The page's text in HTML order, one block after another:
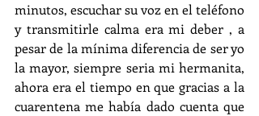
minutos, escuchar su voz en el teléfono
y transmitirle calma era mi deber , a
pesar de la mínima diferencia de ser yo
la mayor, siempre seria mi hermanita,
ahora era el tiempo en que gracias a la
cuarentena me había dado cuenta que